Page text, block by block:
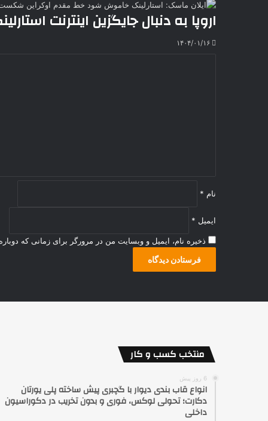
اروپا به دنبال جایگزین اینترنت
۱۴۰۴/۰۱/۱۶
نام *
ایمیل *
ذخیره نام، ایمیل و وبسایت من در مرورگر برای زمانی که
منتخب کسب و کار
6 روز پیش
انواع قاب بندی دیوار با گچبری پیش ساخته پلی یورتان
دکارت؛ تحولی لوکس، فوری و بدون تخریب در دکوراسیون
داخلی